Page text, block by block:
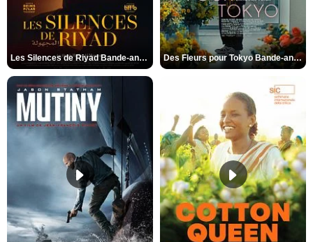
Les Silences de Riyad Bande-annonce VO STFR Des Fleurs pour Tokyo Bande-annonce VO STFR